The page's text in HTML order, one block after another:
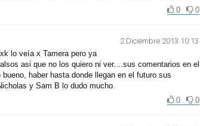
0
0
2 Diciembre 2013 10:13
lo veía x Tamera pero ya
asi que no los quiero ni ver....sus comentarios en el
haber hasta donde llegan en el futuro sus
y Sam B lo dudo mucho.
0
0